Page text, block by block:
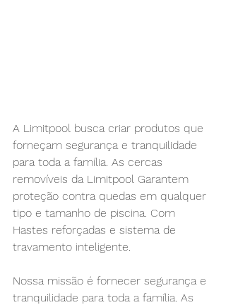
A Limitpool busca criar produtos que
forneçam segurança e tranquilidade
para toda a família. As cercas
removíveis da Limitpool Garantem
proteção contra quedas em qualquer
tipo e tamanho de piscina. Com
Hastes reforçadas e sistema de
travamento inteligente.
Nossa missão é fornecer segurança e
tranquilidade para toda a família. As